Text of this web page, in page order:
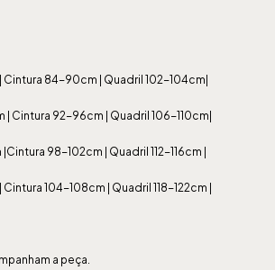
84-90cm | Quadril 102-104cm|
Cintura 92-96cm | Quadril 106-110cm|
98-102cm | Quadril 112-116cm |
Cintura 104-108cm | Quadril 118-122cm |
a peça.